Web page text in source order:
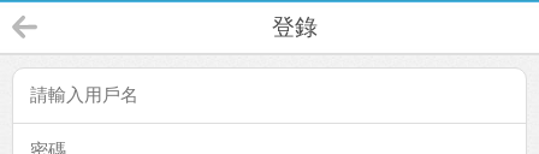
登錄